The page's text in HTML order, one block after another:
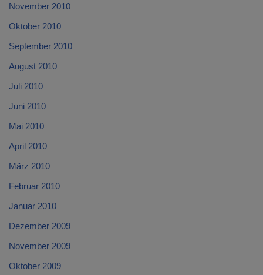
November 2010
Oktober 2010
September 2010
August 2010
Juli 2010
Juni 2010
Mai 2010
April 2010
März 2010
Februar 2010
Januar 2010
Dezember 2009
November 2009
Oktober 2009